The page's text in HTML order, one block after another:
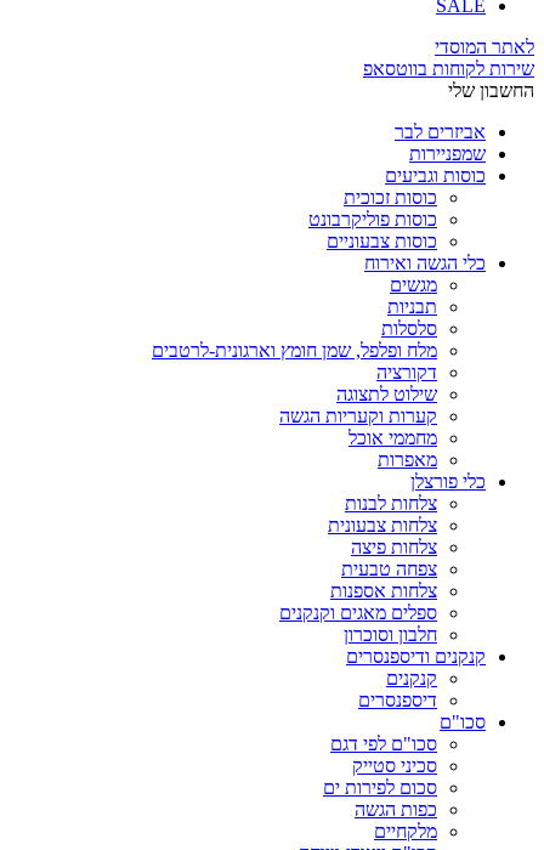
SALE
לאתר המוסדי
שירות לקוחות בווטסאפ
החשבון שלי
אביזרים לבר
שמפניירות
כוסות וגביעים
כוסות זכוכית
כוסות פוליקרבונט
כוסות צבעוניים
כלי הגשה ואירוח
מגשים
תבניות
סלסלות
מלח ופלפל, שמן חומץ וארגונית-לרטבים
דקורציה
שילוט לתצוגה
קערות וקעריות הגשה
מחממי אוכל
מאפרות
כלי פורצלן
צלחות לבנות
צלחות צבעונית
צלחות פיצה
צפחה טבעית
צלחות אספנות
ספלים מאגים וקנקנים
חלבון וסוכרון
קנקנים ודיספנסרים
קנקנים
דיספנסרים
סכו"ם
סכו"ם לפי דגם
סכיני סטייק
סכום לפירות ים
כפות הגשה
מלקחיים